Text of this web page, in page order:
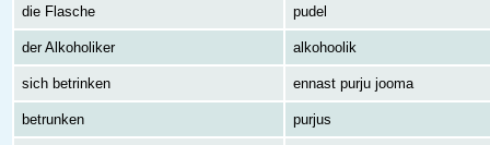
die Flasche pudel
der Alkoholiker alkohoolik
sich betrinken ennast purju jooma
betrunken purjus